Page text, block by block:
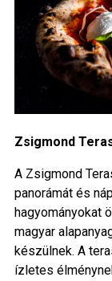
Zsigmond
A Zsigmond
panorámát és
hagyományokat
magyar
készülnek. A
ízletes